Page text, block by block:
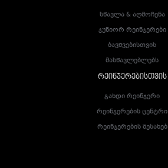
Სწავლა & Აღმოჩენა
Ჯუნიორ Რეინჯერები
Ბავშვებისთვის
Მასწავლებლებს
ᲠᲔᲘᲜᲯᲔᲠᲔᲑᲘᲡᲗᲕᲘᲡ
Გახდი Რეინჯერი
Რეინჯერების Ცენტრი
Რეინჯერების Შესახებ